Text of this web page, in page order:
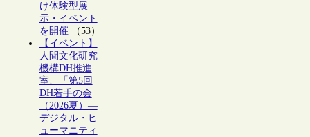
け体験型展
示・イベント
を開催（53）
【イベント】
人間文化研究
機構DH推進
室、「第5回
DH若手の会
（2026夏）―
デジタル・ヒ
ューマニティ